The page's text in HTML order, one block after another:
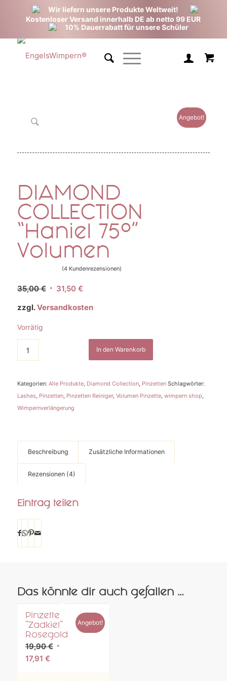
Wir liefern unsere Produkte Weltweit!
Kostenloser Versand innerhalb DE ab netto 99 EUR
10% Dauerrabatt für unsere Schüler
Angebot!
DIAMOND
COLLECTION
“Haniel 75°”
Volumen
mit5.00
basierend
auf
Kundenbewertungen
(4Kundenrezensionen)
35,00€ Ursprünglicher
war:
31,50 €Aktueller
ist:
zzgl.Versandkosten
Vorrätig
In den Warenkorb
Kategorien: Alle Produkte, Diamond Collection, Pinzetten Schlagwörter:
Lashes, Pinzetten, Pinzetten Reiniger, Volumen Pinzette, wimpern shop,
Wimpernverlängerung
Beschreibung Zusätzliche Informationen
Rezensionen (4)
Eintrag teilen
Das könnte dir auch gefallen …
Pinzette
“Zadkiel”
Rosegold
19,90€ Ursprünglicher
17,91 €Aktueller
Angebot!